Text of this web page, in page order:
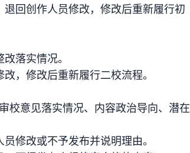
退回创作人员修改，修改后重新履行初
落实情况。
，修改后重新履行二校流程。
校意见落实情况、内容政治导向、潜在
修改或不予发布并说明理由。